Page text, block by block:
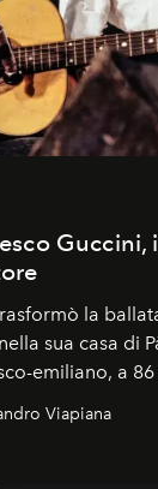
Guccini,
la
sua casa di
emiliano, a 86
Viapiana